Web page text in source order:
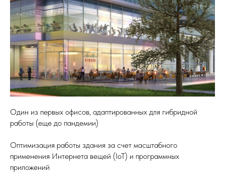
Один из первых офисов, адаптированных для гибридной
работы (еще до пандемии)
Оптимизация работы здания за счет масштабного
применения Интернета вещей (IoT) и программных
приложений